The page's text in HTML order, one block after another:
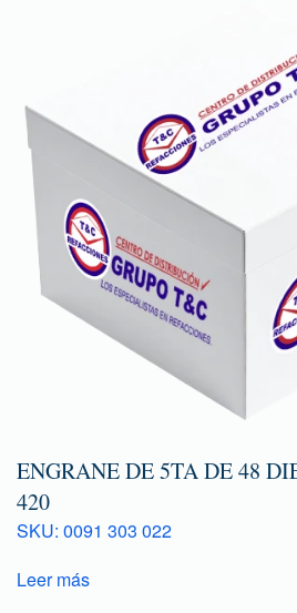
ENGRANE DE 5TA DE 48
420
SKU: 0091 303 022
Leer más